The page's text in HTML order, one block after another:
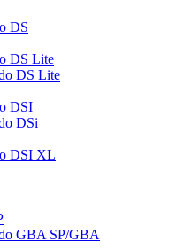
DS
DS Lite
DS Lite
DSI
DSi
DSI XL
GBA SP/GBA